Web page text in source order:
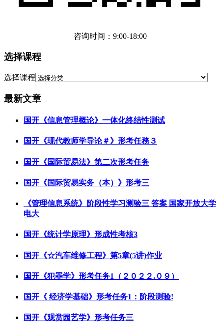
咨询时间：9:00-18:00
选择课程
选择课程
最新文章
国开《信息管理概论》一体化终结性测试
国开《现代教师学导论＃》形考任務３
国开《国际贸易法》第二次形考任务
国开《国际贸易实务（本）》形考三
《管理信息系统》阶段性学习测验三 答案 国家开放大学
电大
国开《统计学原理》形成性考核3
国开《☆汽车维修工程》第5章(5讲)作业
国开《犯罪学》形考任务1（２０２２.０９）
国开《 经济学基础》形考任务1：阶段测验!
国开《观赏园艺学》形考任务三